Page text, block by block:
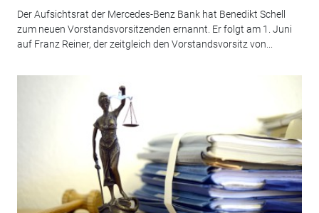
Der Aufsichtsrat der Mercedes-Benz Bank hat Benedikt Schell
zum neuen Vorstandsvorsitzenden ernannt. Er folgt am 1. Juni
auf Franz Reiner, der zeitgleich den Vorstandsvorsitz von...